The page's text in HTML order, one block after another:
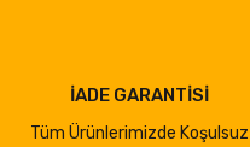
İADE GARANTİSİ
Tüm Ürünlerimizde Koşulsuz